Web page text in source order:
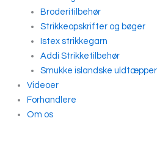
Broderitilbehør
Strikkeopskrifter og bøger
Istex strikkegarn
Addi Strikketilbehør
Smukke islandske
Videoer
Forhandlere
Om os